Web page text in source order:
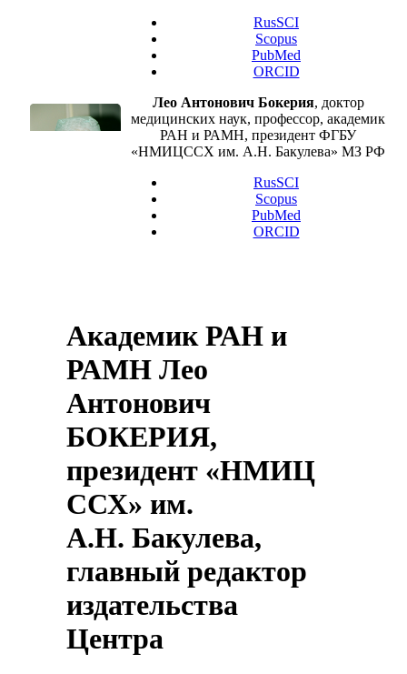
RusSCI
Scopus
PubMed
ORCID
Лео Антонович Бокерия, доктор
медицинских наук, профессор, академик
РАН и РАМН, президент ФГБУ
«НМИЦССХ им. А.Н. Бакулева» МЗ РФ
RusSCI
Scopus
PubMed
ORCID
Академик РАН и
РАМН Лео
Антонович
БОКЕРИЯ,
президент «НМИЦ
ССХ» им.
А.Н. Бакулева,
главный редактор
издательства
Центра